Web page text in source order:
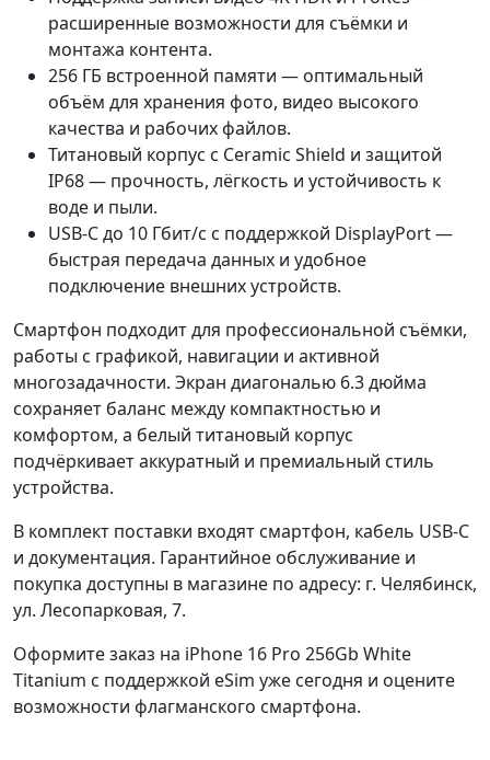
расширенные возможности для съёмки и
монтажа контента.
256 ГБ встроенной памяти — оптимальный
объём для хранения фото, видео высокого
качества и рабочих файлов.
Титановый корпус с Ceramic Shield и защитой
IP68 — прочность, лёгкость и устойчивость к
воде и пыли.
USB-C до 10 Гбит/с с поддержкой DisplayPort —
быстрая передача данных и удобное
подключение внешних устройств.
Смартфон подходит для профессиональной съёмки,
работы с графикой, навигации и активной
многозадачности. Экран диагональю 6.3 дюйма
сохраняет баланс между компактностью и
комфортом, а белый титановый корпус
подчёркивает аккуратный и премиальный стиль
устройства.
В комплект поставки входят смартфон, кабель USB-C
и документация. Гарантийное обслуживание и
покупка доступны в магазине по адресу: г. Челябинск,
ул. Лесопарковая, 7.
Оформите заказ на iPhone 16 Pro 256Gb White
Titanium с поддержкой eSim уже сегодня и оцените
возможности флагманского смартфона.